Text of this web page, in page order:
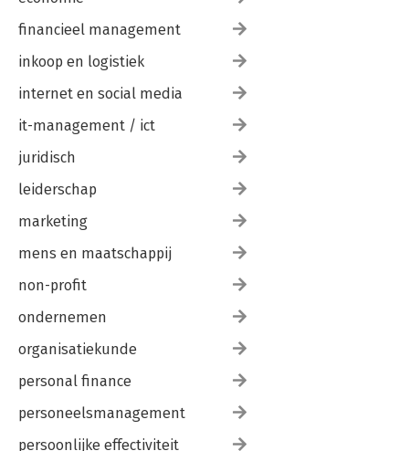
financieel management
inkoop en logistiek
internet en social media
it-management / ict
juridisch
leiderschap
marketing
mens en maatschappij
non-profit
ondernemen
organisatiekunde
personal finance
personeelsmanagement
persoonlijke effectiviteit